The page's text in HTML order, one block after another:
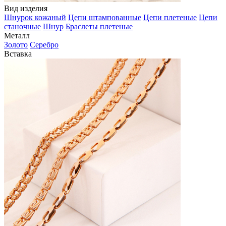
Вид изделия
Шнурок кожаный Цепи штампованные Цепи плетеные Цепи
станочные Шнур Браслеты плетеные
Металл
Золото Серебро
Вставка